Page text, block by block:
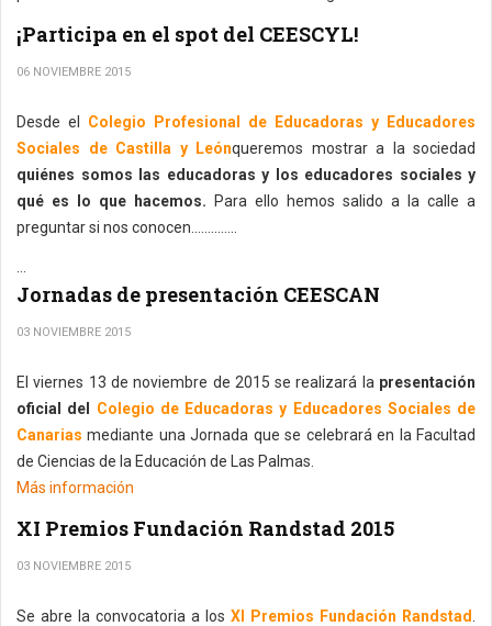
¡Participa en el spot del CEESCYL!
06 NOVIEMBRE 2015
Desde el Colegio Profesional de Educadoras y Educadores
Sociales de Castilla y Leónqueremos mostrar a la sociedad
quiénes somos las educadoras y los educadores sociales y
qué es lo que hacemos. Para ello hemos salido a la calle a
preguntar si nos conocen…...........
Jornadas de presentación CEESCAN
03 NOVIEMBRE 2015
El viernes 13 de noviembre de 2015 se realizará la presentación
oficial del Colegio de Educadoras y Educadores Sociales de
Canarias mediante una Jornada que se celebrará en la Facultad
de Ciencias de la Educación de Las Palmas.
Más información
XI Premios Fundación Randstad 2015
03 NOVIEMBRE 2015
Se abre la convocatoria a los XI Premios Fundación Randstad